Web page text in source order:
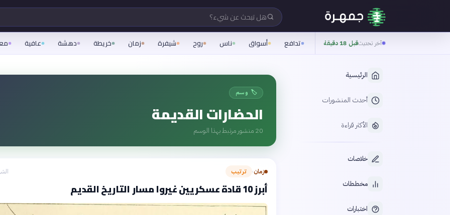
هل تبحث عن شيء؟
آخر تحديثقبل 18 دقيقة تدافع أسواق ناس روح شيفرة زمان خريطة دهشة عافية
الرئيسية
أحدث المنشورات
الأكثر قراءة
خلاصات
مخططات
اختبارات
🏷️ وسم
الحضارات القديمة
20 منشور مرتبط بهذا الوسم
زمان› ترتيب
أبرز 10 قادة عسكريين غيروا مسار التاريخ القديم